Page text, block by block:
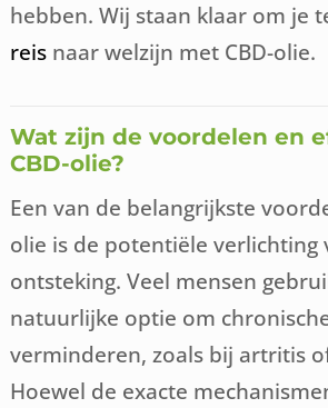
hebben. Wij staan klaar om je
reis naar welzijn met CBD-olie.
Wat zijn de voordelen en
CBD-olie?
Een van de belangrijkste
olie is de potentiële verlichting
ontsteking. Veel mensen
natuurlijke optie om
verminderen, zoals bij artritis
Hoewel de exacte